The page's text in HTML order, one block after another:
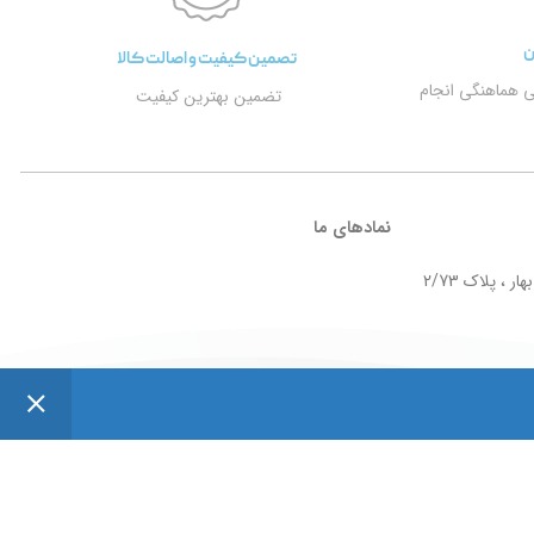
هماهنگی انجام
تصمین کیفیت و اصالت کالا
تضمین بهترین کیفیت
، پلاک 2/73
نمادهای ما